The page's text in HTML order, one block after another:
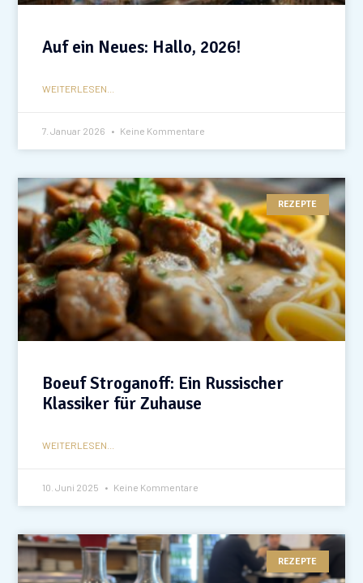
Auf ein Neues: Hallo, 2026!
WEITERLESEN...
7. Januar 2026 Keine Kommentare
REZEPTE
Boeuf Stroganoff: Ein Russischer
Klassiker für Zuhause
WEITERLESEN...
10. Juni 2025 Keine Kommentare
REZEPTE